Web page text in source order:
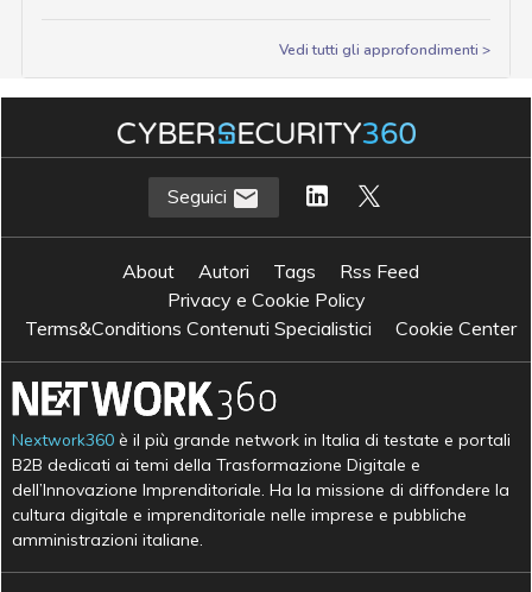
Vedi tutti gli approfondimenti >
Seguici
About Autori Tags
Rss Feed
Privacy e Cookie Policy
Terms&Conditions Contenuti Specialistici
Cookie Center
Nextwork360 è il più grande network in Italia di testate e portali
B2B dedicati ai temi della Trasformazione Digitale e
dell’Innovazione Imprenditoriale. Ha la missione di diffondere la
cultura digitale e imprenditoriale nelle imprese e pubbliche
amministrazioni italiane.